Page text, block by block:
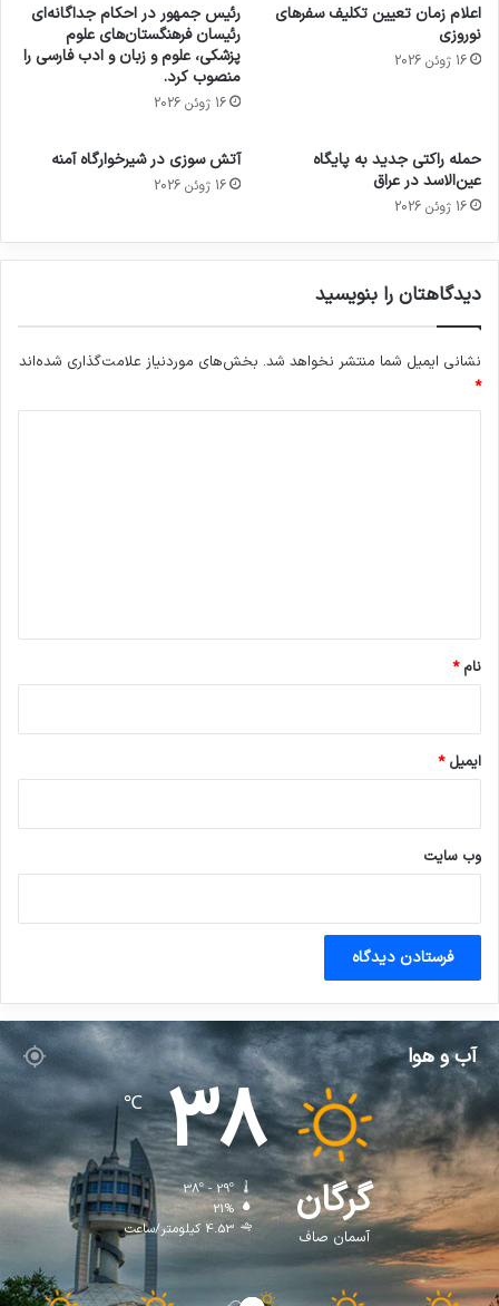
اعلام زمان تعیین تکلیف سفرهای
نوروزی
16 ژوئن 2026
رئیس جمهور در احکام جداگانه‌ای
رئیسان فرهنگستان‌های علوم
پزشکی، علوم و زبان و ادب فارسی را
منصوب کرد.
16 ژوئن 2026
حمله راکتی جدید به پایگاه
عین‌الاسد در عراق
16 ژوئن 2026
آتش سوزی در شیرخوارگاه آمنه
16 ژوئن 2026
دیدگاهتان را بنویسید
نشانی ایمیل شما منتشر نخواهد شد. بخش‌های موردنیاز علامت‌گذاری شده‌اند
*
نام*
ایمیل*
وب‌ سایت
آب و هوا
گرگان
آسمان صاف
38
℃
38º - 29º
21%
4.53 کیلومتر/ساعت